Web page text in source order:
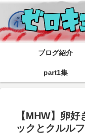
ブログ紹介
part1集
【MHW】卵
ックとクルル